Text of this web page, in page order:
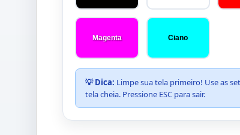
Magenta Ciano
💡 Dica: Limpe sua tela primeiro! Use as
tela cheia. Pressione ESC para sair.